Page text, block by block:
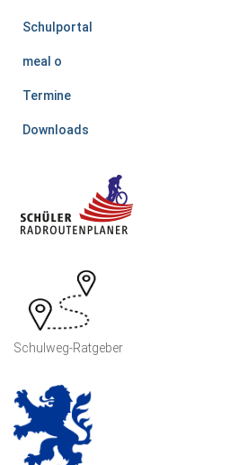
Schulportal
meal o
Termine
Downloads
Schulweg-Ratgeber